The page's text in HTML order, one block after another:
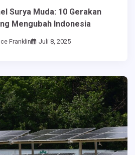
Surya Muda: 10 Gerakan
Mengubah Indonesia
Franklin Juli 8, 2025